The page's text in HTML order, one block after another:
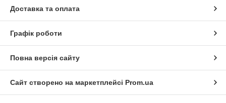
Доставка та оплата
Графік роботи
Повна версія сайту
Сайт створено на маркетплейсі Prom.ua